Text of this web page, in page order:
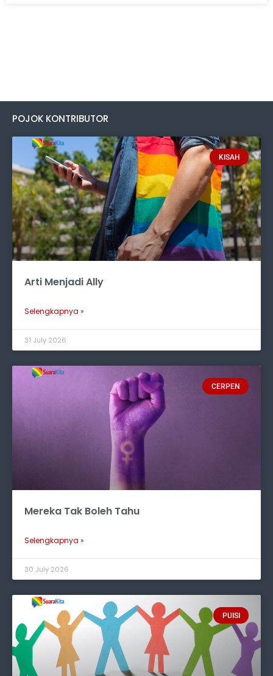
POJOK KONTRIBUTOR
KISAH
Arti Menjadi Ally
Selengkapnya »
31 July 2026
CERPEN
Mereka Tak Boleh Tahu
Selengkapnya »
30 July 2026
PUISI